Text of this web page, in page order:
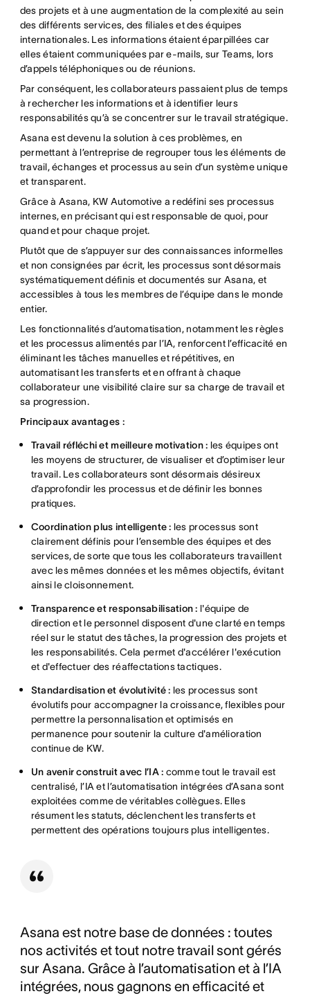
des projets et à une augmentation de la complexité au sein
des différents services, des filiales et des équipes
internationales. Les informations étaient éparpillées car
elles étaient communiquées par e-mails, sur Teams, lors
d’appels téléphoniques ou de réunions.
Par conséquent, les collaborateurs passaient plus de temps
à rechercher les informations et à identifier leurs
responsabilités qu’à se concentrer sur le travail stratégique.
Asana est devenu la solution à ces problèmes, en
permettant à l’entreprise de regrouper tous les éléments de
travail, échanges et processus au sein d’un système unique
et transparent.
Grâce à Asana, KW Automotive a redéfini ses processus
internes, en précisant qui est responsable de quoi, pour
quand et pour chaque projet.
Plutôt que de s’appuyer sur des connaissances informelles
et non consignées par écrit, les processus sont désormais
systématiquement définis et documentés sur Asana, et
accessibles à tous les membres de l’équipe dans le monde
entier.
Les fonctionnalités d’automatisation, notamment les règles
et les processus alimentés par l’IA, renforcent l’efficacité en
éliminant les tâches manuelles et répétitives, en
automatisant les transferts et en offrant à chaque
collaborateur une visibilité claire sur sa charge de travail et
sa progression.
Principaux avantages :
Travail réfléchi et meilleure motivation : les équipes ont
les moyens de structurer, de visualiser et d’optimiser leur
travail. Les collaborateurs sont désormais désireux
d’approfondir les processus et de définir les bonnes
pratiques.
Coordination plus intelligente : les processus sont
clairement définis pour l’ensemble des équipes et des
services, de sorte que tous les collaborateurs travaillent
avec les mêmes données et les mêmes objectifs, évitant
ainsi le cloisonnement.
Transparence et responsabilisation : l'équipe de
direction et le personnel disposent d'une clarté en temps
réel sur le statut des tâches, la progression des projets et
les responsabilités. Cela permet d'accélérer l'exécution
et d'effectuer des réaffectations tactiques.
Standardisation et évolutivité : les processus sont
évolutifs pour accompagner la croissance, flexibles pour
permettre la personnalisation et optimisés en
permanence pour soutenir la culture d'amélioration
continue de KW.
Un avenir construit avec l’IA : comme tout le travail est
centralisé, l’IA et l’automatisation intégrées d’Asana sont
exploitées comme de véritables collègues. Elles
résument les statuts, déclenchent les transferts et
permettent des opérations toujours plus intelligentes.
Asana est notre base de données : toutes
nos activités et tout notre travail sont gérés
sur Asana. Grâce à l’automatisation et à l’IA
intégrées, nous gagnons en efficacité et